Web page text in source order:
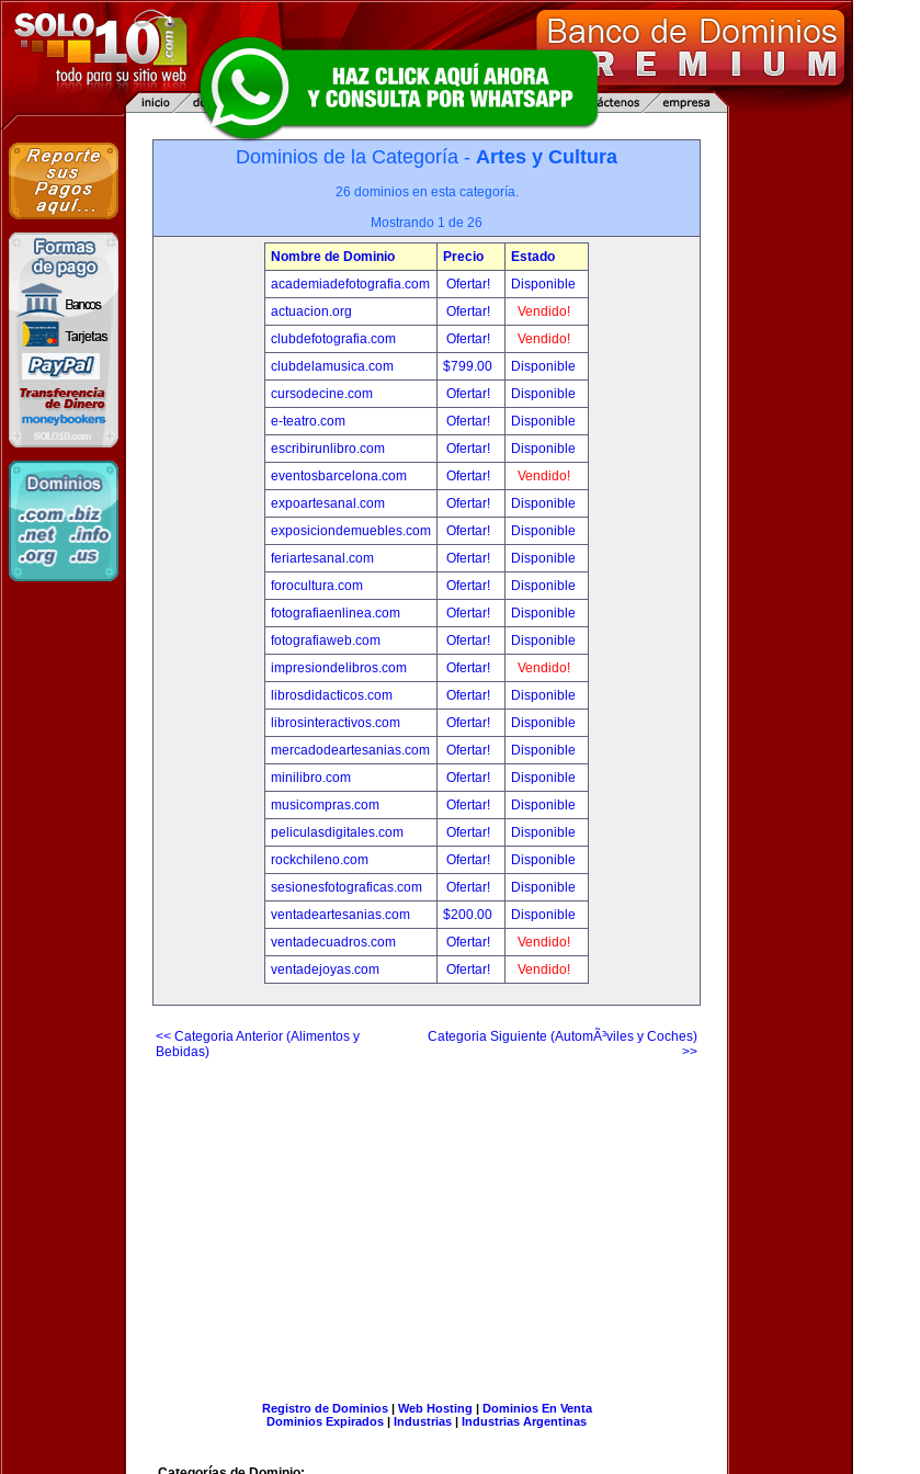
Dominios de la Categoría - Artes y Cultura
26 dominios en esta categoría.
Mostrando 1 de 26
Nombre de Dominio Precio
Estado
academiadefotografia.com
Ofertar!
Disponible
actuacion.org
Ofertar!
Vendido!
clubdefotografia.com
Ofertar!
Vendido!
clubdelamusica.com
$799.00
Disponible
cursodecine.com
Ofertar!
Disponible
e-teatro.com
Ofertar!
Disponible
escribirunlibro.com
Ofertar!
Disponible
eventosbarcelona.com
Ofertar!
Vendido!
expoartesanal.com
Ofertar!
Disponible
exposiciondemuebles.com
Ofertar!
Disponible
feriartesanal.com
Ofertar!
Disponible
forocultura.com
Ofertar!
Disponible
fotografiaenlinea.com
Ofertar!
Disponible
fotografiaweb.com
Ofertar!
Disponible
impresiondelibros.com
Ofertar!
Vendido!
librosdidacticos.com
Ofertar!
Disponible
librosinteractivos.com
Ofertar!
Disponible
mercadodeartesanias.com
Ofertar!
Disponible
minilibro.com
Ofertar!
Disponible
musicompras.com
Ofertar!
Disponible
peliculasdigitales.com
Ofertar!
Disponible
rockchileno.com
Ofertar!
Disponible
sesionesfotograficas.com
Ofertar!
Disponible
ventadeartesanias.com
$200.00
Disponible
ventadecuadros.com
Ofertar!
Vendido!
ventadejoyas.com
Ofertar! Vendido!
<< Categoria Anterior (Alimentos y
Bebidas)
Categoria Siguiente (AutomÃ³viles y Coches)
>>
Registro de Dominios| Web Hosting | Dominios En Venta
Dominios Expirados | Industrias | Industrias Argentinas